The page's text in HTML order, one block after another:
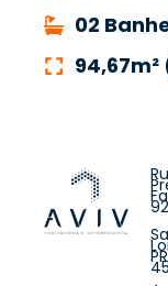
02